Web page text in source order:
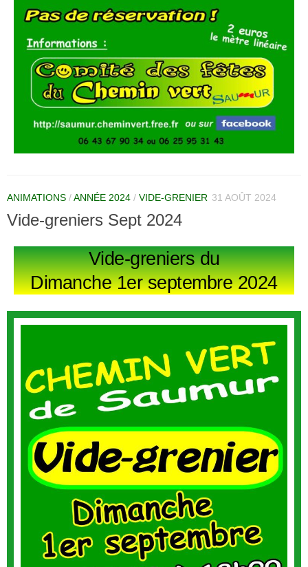
ANIMATIONS /ANNÉE 2024 / VIDE-GRENIER 31 AOÛT 2024
Vide-greniers Sept 2024
Vide-greniers du
Dimanche 1er septembre 2024